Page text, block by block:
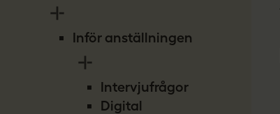
Inför anställningen
Intervjufrågor
Digital